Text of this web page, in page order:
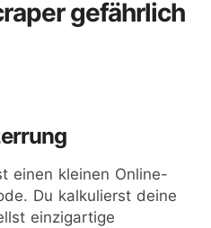
gefährlich
einen kleinen Online-
Du kalkulierst deine
einzigartige